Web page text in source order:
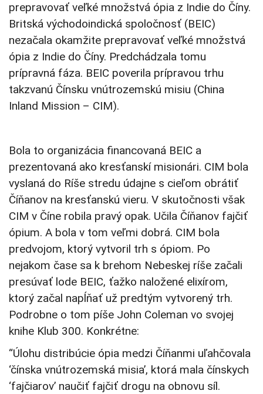
prepravovať veľké množstvá ópia z Indie do Číny.
Britská východoindická spoločnosť (BEIC)
nezačala okamžite prepravovať veľké množstvá
ópia z Indie do Číny. Predchádzala tomu
prípravná fáza. BEIC poverila prípravou trhu
takzvanú Čínsku vnútrozemskú misiu (China
Inland Mission – CIM).
Bola to organizácia financovaná BEIC a
prezentovaná ako kresťanskí misionári. CIM bola
vyslaná do Ríše stredu údajne s cieľom obrátiť
Číňanov na kresťanskú vieru. V skutočnosti však
CIM v Číne robila pravý opak. Učila Číňanov fajčiť
ópium. A bola v tom veľmi dobrá. CIM bola
predvojom, ktorý vytvoril trh s ópiom. Po
nejakom čase sa k brehom Nebeskej ríše začali
presúvať lode BEIC, ťažko naložené elixírom,
ktorý začal napĺňať už predtým vytvorený trh.
Podrobne o tom píše John Coleman vo svojej
knihe Klub 300. Konkrétne:
“Úlohu distribúcie ópia medzi Číňanmi uľahčovala
‘čínska vnútrozemská misia’, ktorá mala čínskych
‘fajčiarov’ naučiť fajčiť drogu na obnovu síl.